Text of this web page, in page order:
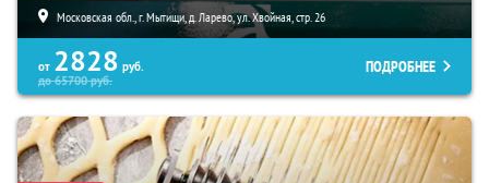
Московская обл., г. Мытищи, д. Ларево, ул. Хвойная, стр. 26
от 2828 руб.
до65700руб.
ПОДРОБНЕЕ